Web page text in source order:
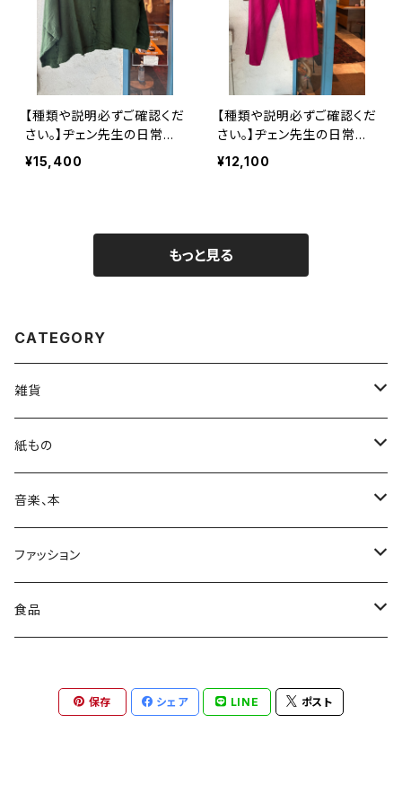
【種類や説明必ずご確認くだ
さい。】ヂェン先生の日常
着 長袖くるみボタンブラ
ウス
¥15,400
【種類や説明必ずご確認くだ
さい。】ヂェン先生の日常
着 ストレートパンツorテ
ーパードパンツ
¥12,100
もっと見る
CATEGORY
雑貨
カバン
日用品
収納
装飾
紙もの
Print & Poster
ポストカード
カレンダー
音楽、本
CD
レコード
本
レコード
ファッション
靴下
ワンピース
食品
コーヒー
保存 シェア LINE ポスト